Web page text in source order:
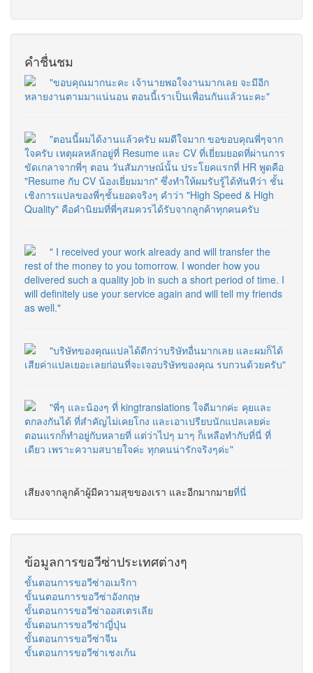
คำชื่นชม
"ขอบคุณมากนะคะ เจ้านายพอใจงานมากเลย จะมีอีก
หลายงานตามมาแน่นอน ตอนนี้เราเป็นเพื่อนกันแล้วนะคะ"
"ตอนนี้ผมได้งานแล้วครับ ผมดีใจมาก ขอขอบคุณพี่ๆจาก
ใจครับ เหตุผลหลักอยู่ที่ Resume และ CV ที่เยี่ยมยอดที่ผ่านการ
ขัดเกลาจากพี่ๆ ตอน วันสัมภาษณ์นั้น ประโยคแรกที่ HR พูดคือ
"Resume กับ CV น้องเยี่ยมมาก" ซึ่งทำให้ผมรับรู้ได้ทันทีว่า ชั้น
เชิงการแปลของพี่ๆชั้นยอดจริงๆ คำว่า "High Speed & High
Quality" คือคำนิยมที่พี่ๆสมควรได้รับจากลูกค้าทุกคนครับ
" I received your work already and will transfer the
rest of the money to you tomorrow. I wonder how you
delivered such a quality job in such a short period of time. I
will definitely use your service again and will tell my friends
as well."
"บริษัทของคุณแปลได้ดีกว่าบริษัทอื่นมากเลย และผมก็ได้
เสียค่าแปลเยอะเลยก่อนที่จะเจอบริษัทของคุณ รบกวนด้วยครับ"
"พี่ๆ และน้องๆ ที่ kingtranslations ใจดีมากค่ะ คุยและ
ตกลงกันได้ ที่สำคัญไม่เคยโกง และเอาเปรียบนักแปลเลยค่ะ
ตอนแรกก็ทำอยู่กับหลายที่ แต่ว่าไปๆ มาๆ ก็เหลือทำกับที่นี่ ที่
เดียว เพราะความสบายใจค่ะ ทุกคนน่ารักจริงๆค่ะ"
เสียงจากลูกค้าผู้มีความสุขของเรา และอีกมากมายที่นี่
ข้อมูลการขอวีซ่าประเทศต่างๆ
ขั้นตอนการขอวีซ่าอเมริกา
ขั้นนตอนการขอวีซ่าอังกฤษ
ขั้นตอนการขอวีซ่าออสเตรเลีย
ขั้นตอนการขอวีซ่าญี่ปุ่น
ขั้นตอนการขอวีซ่าจีน
ขั้นตอนการขอวีซ่าเชงเก้น